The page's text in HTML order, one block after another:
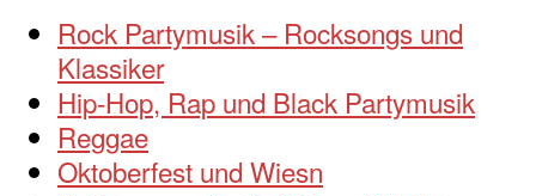
Rock Partymusik – Rocksongs und
Klassiker
Hip-Hop, Rap und Black Partymusik
Reggae
Oktoberfest und Wiesn